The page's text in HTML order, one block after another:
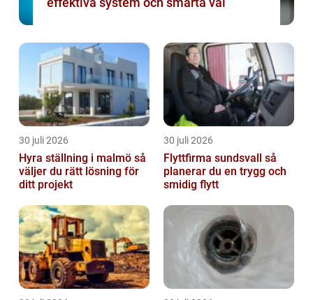
30 juli 2026
Hyra ställning i malmö så
väljer du rätt lösning för
ditt projekt
30 juli 2026
Flyttfirma sundsvall så
planerar du en trygg och
smidig flytt